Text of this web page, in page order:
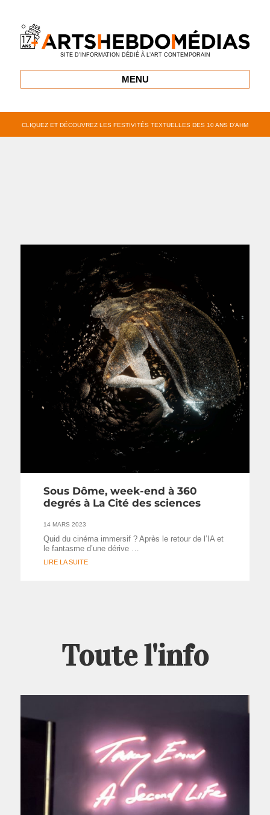
SITE D’INFORMATION DÉDIÉ À L’ART CONTEMPORAIN
MENU
CLIQUEZ ET DÉCOUVREZ LES FESTIVITÉS TEXTUELLES DES 10 ANS D’AHM
Sous Dôme, week-end à 360
degrés à La Cité des sciences
14 MARS 2023
Quid du cinéma immersif ? Après le retour de l’IA et
le fantasme d’une dérive …
LIRE LA SUITE
Toute l'info